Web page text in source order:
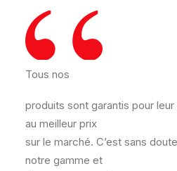
Tous nos
produits sont garantis pour
au meilleur prix
sur le marché. C’est sans
notre gamme et